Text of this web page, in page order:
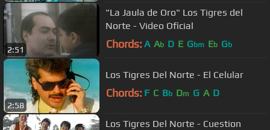
2:51
"La Jaula de Oro" Los Tigres del
Norte - Video Oficial
Chords: A Ab D E Gbm Eb Gb
2:58
Los Tigres Del Norte - El Celular
Chords: F C Bb Dm G A D
Los Tigres Del Norte - Cuestion